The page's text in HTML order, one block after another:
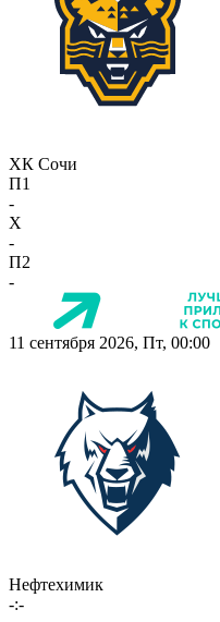
ХК Сочи
П1
-
X
-
П2
-
11 сентября 2026, Пт, 00:00
Нефтехимик
-:-